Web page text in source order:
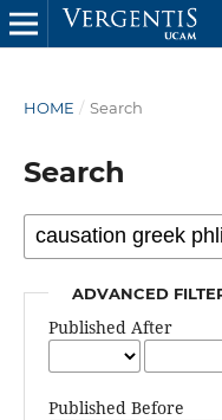
HOME / Search
Search
ADVANCED
Published After
Published Before